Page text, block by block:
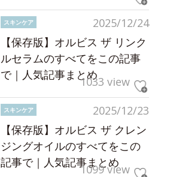
2025/12/24
スキンケア
【保存版】オルビス ザ リンク
ルセラムのすべてをこの記事
で｜人気記事まとめ1033 view
2025/12/23
スキンケア
【保存版】オルビス ザ クレン
ジングオイルのすべてをこの
記事で｜人気記事まとめ
1099 view